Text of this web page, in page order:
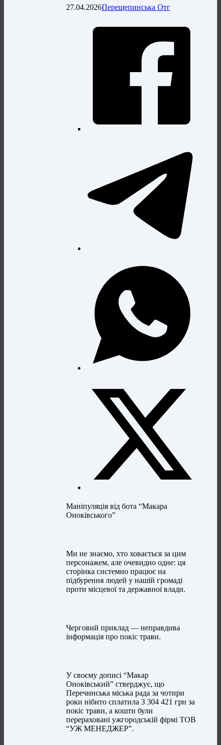
27.04.2026Перещепинська Отг
Маніпуляція від бота “Макара
Оноківського”
Ми не знаємо, хто ховається за цим
персонажем, але очевидно одне: ця
сторінка системно працює на
підбурення людей у нашій громаді
проти місцевої та державної влади.
Черговий приклад — неправдива
інформація про покіс трави.
У своєму дописі “Макар
Оноківський” стверджує, що
Перечинська міська рада за чотири
роки нібито сплатила 3 304 421 грн за
покіс трави, а кошти були
перераховані ужгородській фірмі ТОВ
“УЖ МЕНЕДЖЕР”.